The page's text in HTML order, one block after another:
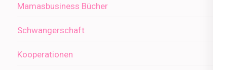
Mamasbusiness Bücher
Schwangerschaft
Kooperationen